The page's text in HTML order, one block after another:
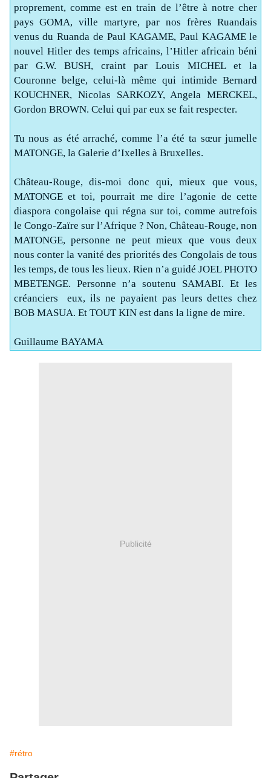
proprement, comme est en train de l’être à notre cher
pays GOMA, ville martyre, par nos frères Ruandais
venus du Ruanda de Paul KAGAME, Paul KAGAME le
nouvel Hitler des temps africains, l’Hitler africain béni
par G.W. BUSH, craint par Louis MICHEL et la
Couronne belge, celui-là même qui intimide Bernard
KOUCHNER, Nicolas SARKOZY, Angela MERCKEL,
Gordon BROWN. Celui qui par eux se fait respecter.
Tu nous as été arraché, comme l’a été ta sœur jumelle
MATONGE, la Galerie d’Ixelles à Bruxelles.
Château-Rouge, dis-moi donc qui, mieux que vous,
MATONGE et toi, pourrait me dire l’agonie de cette
diaspora congolaise qui régna sur toi, comme autrefois
le Congo-Zaïre sur l’Afrique ? Non, Château-Rouge, non
MATONGE, personne ne peut mieux que vous deux
nous conter la vanité des priorités des Congolais de tous
les temps, de tous les lieux. Rien n’a guidé JOEL PHOTO
MBETENGE. Personne n’a soutenu SAMABI. Et les
créanciers
eux, ils ne payaient pas leurs dettes chez
BOB MASUA. Et TOUT KIN est dans la ligne de mire.
Guillaume BAYAMA
Publicité
#rétro